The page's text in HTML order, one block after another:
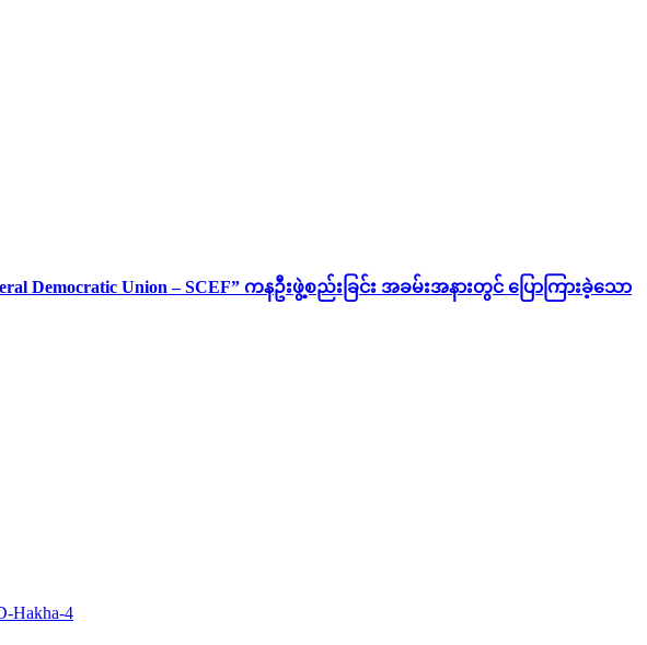
Democratic Union – SCEF” ကနဦးဖွဲ့စည်းခြင်း အခမ်းအနားတွင် ပြောကြားခဲ့သော